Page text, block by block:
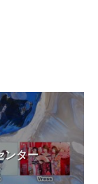
ンター